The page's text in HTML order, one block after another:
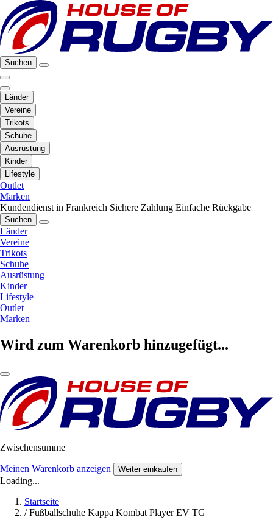
Suchen
Länder
Vereine
Trikots
Schuhe
Ausrüstung
Kinder
Lifestyle
Outlet
Marken
Kundendienst in Frankreich Sichere Zahlung Einfache Rückgabe
Suchen
Länder
Vereine
Trikots
Schuhe
Ausrüstung
Kinder
Lifestyle
Outlet
Marken
Wird zum Warenkorb hinzugefügt...
Zwischensumme
Meinen Warenkorb anzeigen Weiter einkaufen
Loading...
Startseite
/ Fußballschuhe Kappa Kombat Player EV TG